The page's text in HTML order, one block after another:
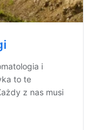
i
to te
z nas musi